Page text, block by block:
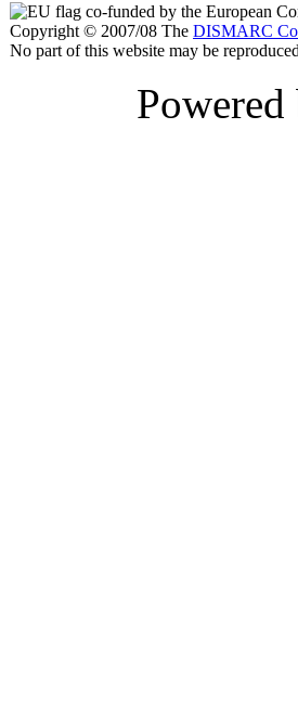
co-funded by the European
Copyright © 2007/08 The DISMARC
No part of this website may be